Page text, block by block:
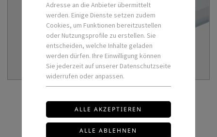
Adresse an die Anbieter übermittelt
werden. Einige Dienste setzen zudem
Cookies, um Funktionen bereitzustellen
oder Nutzungsprofile zu erstellen. Sie
entscheiden, welche Inhalte geladen
werden dürfen. Ihre Einwilligung können
Sie jederzeit auf unserer Datenschutzseite
widerrufen oder anpassen.